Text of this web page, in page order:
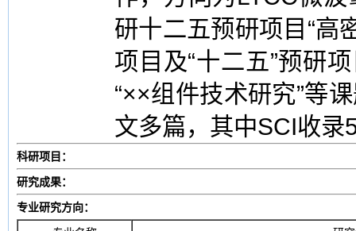
研十二五预研项目“高
项目及“十二五”预研
“××组件技术研究”等
文多篇，其中SCI收录
科研项目：
研究成果：
专业研究方向：